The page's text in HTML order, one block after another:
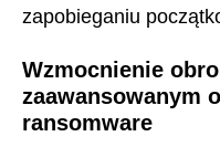
zapobieganiu
Wzmocnienie
zaawansowanym
ransomware